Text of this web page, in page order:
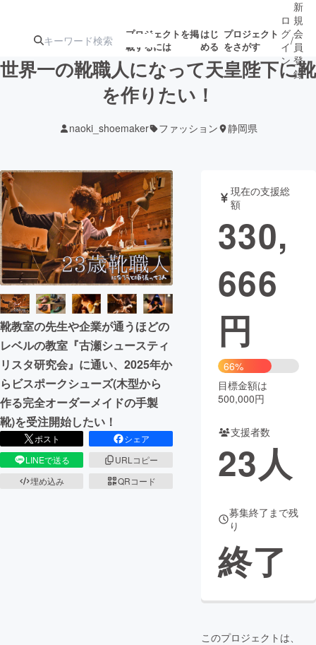
プロジェクトを掲
載するには
はじ
める
プロジェクト
をさがす
ターン
ジェクト
ロジェクト
されます
アート・写真 音楽
テクノロジー・ガジェット ゲーム・サ
映像・映画
ビジネス・起業
まちづくり・地域活性化
CAMPFIRE for Social Good
CAMPFIRE Creation
CAMPFIREふるさと納税
コミュニティ
ロ
グ
イ
ン
/
新
規
会
員
登
録
世界一の靴職人になって天皇陛下に靴
を作りたい！
naoki_shoemaker ファッション 静岡県
靴教室の先生や企業が通うほどの
レベルの教室『古瀬シュースティ
リスタ研究会』に通い、2025年か
らビスポークシューズ(木型から
作る完全オーダーメイドの手製
靴)を受注開始したい！
ポスト
シェア
LINEで送る
URLコピー
埋め込み
QRコード
現在の支援総
額
330,
666
円
66%
目標金額は
500,000円
支援者数
23人
募集終了まで残
り
終了
このプロジェクトは、